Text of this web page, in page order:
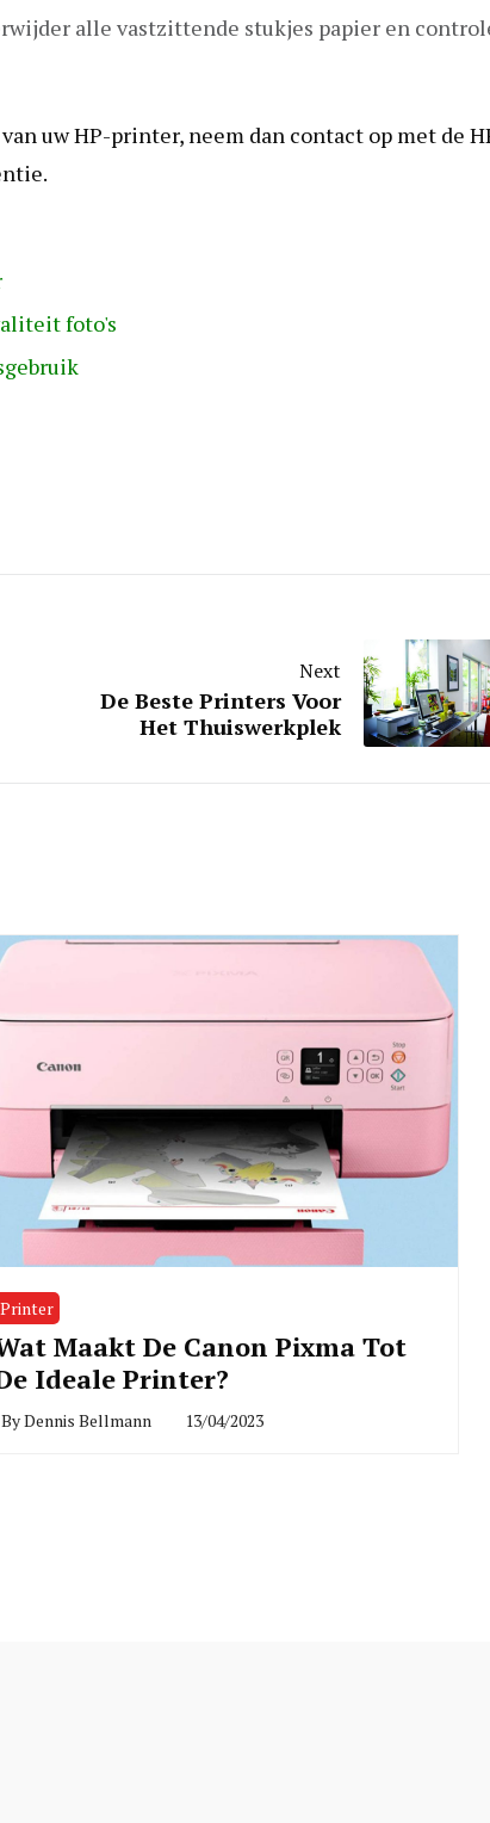
alle vastzittende stukjes papier en
uw HP-printer, neem dan contact op met de
foto's
Next
De Beste Printers Voor
Het Thuiswerkplek
Printer
Maakt De Canon Pixma Tot
Ideale Printer?
ByDennis Bellmann 13/04/2023